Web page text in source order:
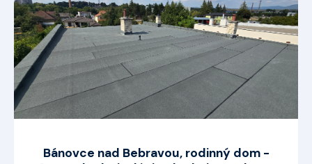
Bánovce nad Bebravou, rodinný dom -